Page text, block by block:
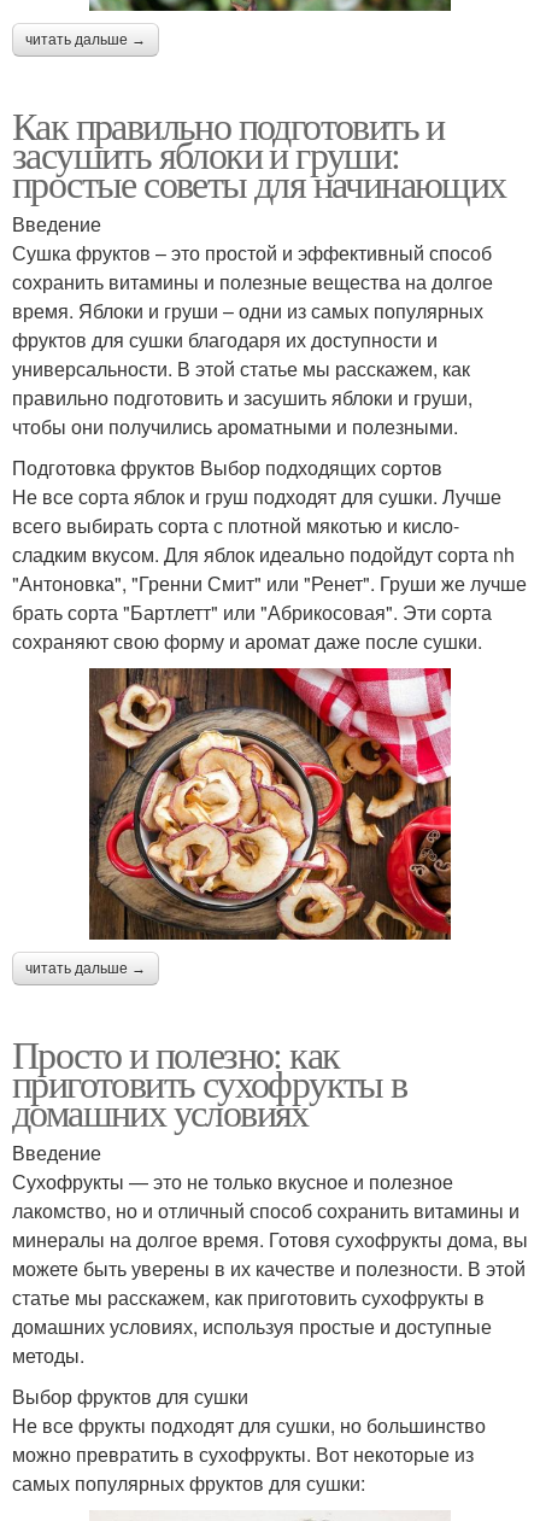
читать дальше →
Как правильно подготовить и
засушить яблоки и груши:
простые советы для начинающих
Введение
Сушка фруктов – это простой и эффективный способ
сохранить витамины и полезные вещества на долгое
время. Яблоки и груши – одни из самых популярных
фруктов для сушки благодаря их доступности и
универсальности. В этой статье мы расскажем, как
правильно подготовить и засушить яблоки и груши,
чтобы они получились ароматными и полезными.
Подготовка фруктов Выбор подходящих сортов
Не все сорта яблок и груш подходят для сушки. Лучше
всего выбирать сорта с плотной мякотью и кисло-
сладким вкусом. Для яблок идеально подойдут сорта nh
"Антоновка", "Гренни Смит" или "Ренет". Груши же лучше
брать сорта "Бартлетт" или "Абрикосовая". Эти сорта
сохраняют свою форму и аромат даже после сушки.
читать дальше →
Просто и полезно: как
приготовить сухофрукты в
домашних условиях
Введение
Сухофрукты — это не только вкусное и полезное
лакомство, но и отличный способ сохранить витамины и
минералы на долгое время. Готовя сухофрукты дома, вы
можете быть уверены в их качестве и полезности. В этой
статье мы расскажем, как приготовить сухофрукты в
домашних условиях, используя простые и доступные
методы.
Выбор фруктов для сушки
Не все фрукты подходят для сушки, но большинство
можно превратить в сухофрукты. Вот некоторые из
самых популярных фруктов для сушки: